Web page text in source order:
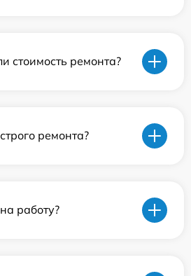
стоимость ремонта?
ремонта?
работу?